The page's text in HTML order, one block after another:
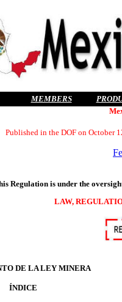
MEMBERS
Published in the DOF on October
Regulation is under the
LAW,
DE LA LEY MINERA
ÍNDICE